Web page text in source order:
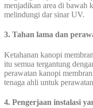
menjadikan area di bawah
melindungi dar sinar UV.
3. Tahan lama dan
Ketahanan kanopi
itu semua tergantung
perawatan kanopi
tenaga ahli untuk
4. Pengerjaan instalasi